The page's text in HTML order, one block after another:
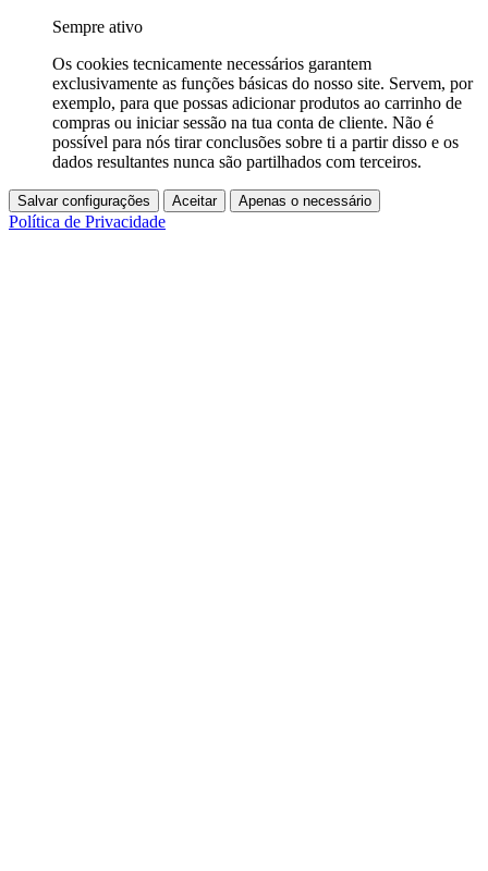
Sempre ativo
Os cookies tecnicamente necessários garantem
exclusivamente as funções básicas do nosso site. Servem, por
exemplo, para que possas adicionar produtos ao carrinho de
compras ou iniciar sessão na tua conta de cliente. Não é
possível para nós tirar conclusões sobre ti a partir disso e os
dados resultantes nunca são partilhados com terceiros.
Salvar configurações Aceitar Apenas o necessário
Política de Privacidade